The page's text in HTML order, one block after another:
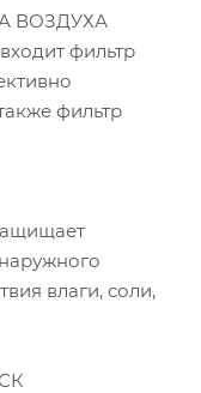
ВОЗДУХА
фильтр
фильтр
влаги, соли,